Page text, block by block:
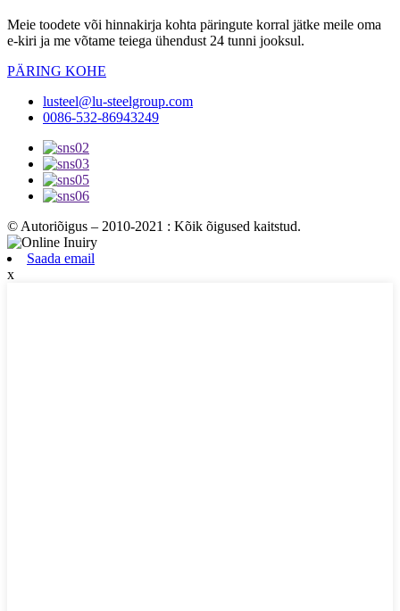
Meie toodete või hinnakirja kohta päringute korral jätke meile oma
e-kiri ja me võtame teiega ühendust 24 tunni jooksul.
PÄRING KOHE
lusteel@lu-steelgroup.com
0086-532-86943249
© Autoriõigus – 2010-2021 : Kõik õigused kaitstud.
Saada email
x